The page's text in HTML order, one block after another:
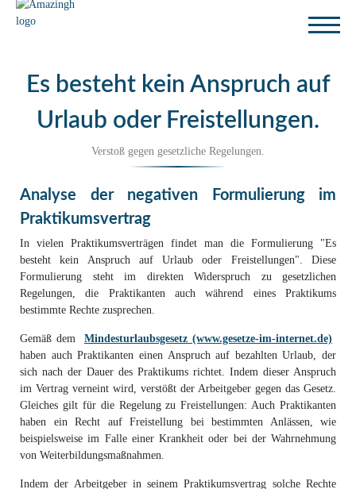
Es besteht kein Anspruch auf
Urlaub oder Freistellungen.
Verstoß gegen gesetzliche Regelungen.
Analyse der negativen Formulierung im
Praktikumsvertrag
In vielen Praktikumsverträgen findet man die Formulierung "Es
besteht kein Anspruch auf Urlaub oder Freistellungen". Diese
Formulierung steht im direkten Widerspruch zu gesetzlichen
Regelungen, die Praktikanten auch während eines Praktikums
bestimmte Rechte zusprechen.
Gemäß dem
Mindesturlaubsgesetz (www.gesetze-im-internet.de)
haben auch Praktikanten einen Anspruch auf bezahlten Urlaub, der
sich nach der Dauer des Praktikums richtet. Indem dieser Anspruch
im Vertrag verneint wird, verstößt der Arbeitgeber gegen das Gesetz.
Gleiches gilt für die Regelung zu Freistellungen: Auch Praktikanten
haben ein Recht auf Freistellung bei bestimmten Anlässen, wie
beispielsweise im Falle einer Krankheit oder bei der Wahrnehmung
von Weiterbildungsmaßnahmen.
Indem der Arbeitgeber in seinem Praktikumsvertrag solche Rechte